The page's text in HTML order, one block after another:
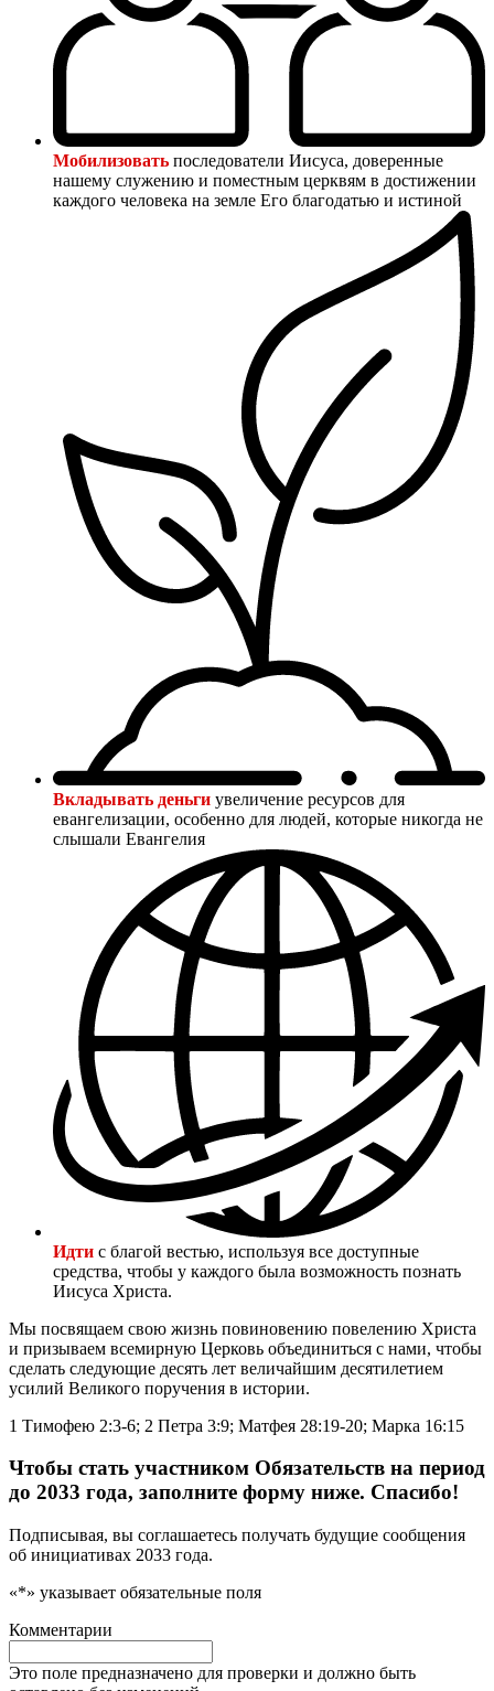
Мобилизовать последователи Иисуса, доверенные
нашему служению и поместным церквям в достижении
каждого человека на земле Его благодатью и истиной
Вкладывать деньги увеличение ресурсов для
евангелизации, особенно для людей, которые никогда не
слышали Евангелия
Идти с благой вестью, используя все доступные
средства, чтобы у каждого была возможность познать
Иисуса Христа.
Мы посвящаем свою жизнь повиновению повелению Христа
и призываем всемирную Церковь объединиться с нами, чтобы
сделать следующие десять лет величайшим десятилетием
усилий Великого поручения в истории.
1 Тимофею 2:3-6; 2 Петра 3:9; Матфея 28:19-20; Марка 16:15
Чтобы стать участником Обязательств на период
до 2033 года, заполните форму ниже. Спасибо!
Подписывая, вы соглашаетесь получать будущие сообщения
об инициативах 2033 года.
«*» указывает обязательные поля
Комментарии
Это поле предназначено для проверки и должно быть